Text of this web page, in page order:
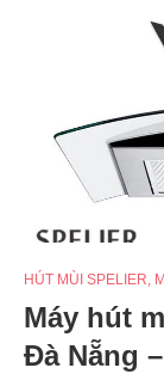
HÚT MÙI SPELIER,
Máy hút
Đà Nẵng